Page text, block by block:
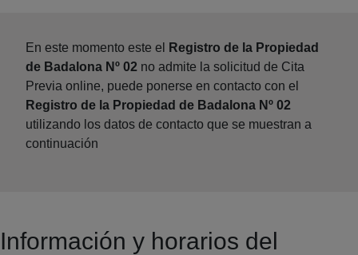
En este momento este el
Registro de la Propiedad
de Badalona Nº 02 no admite la solicitud de Cita
Previa online, puede ponerse en contacto con el
Registro de la Propiedad de Badalona Nº 02
utilizando los datos de contacto que se muestran a
continuación
Información y horarios del